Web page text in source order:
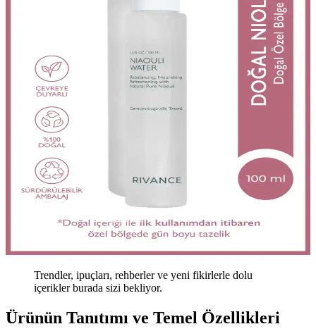
Trendler, ipuçları, rehberler ve yeni fikirlerle dolu
içerikler burada sizi bekliyor.
Ürünün Tanıtımı ve Temel Özellikleri